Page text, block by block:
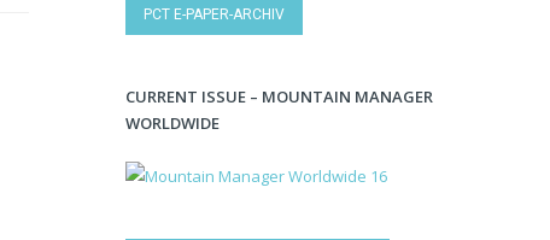
PCT E-PAPER-ARCHIV
CURRENT ISSUE – MOUNTAIN MANAGER
WORLDWIDE